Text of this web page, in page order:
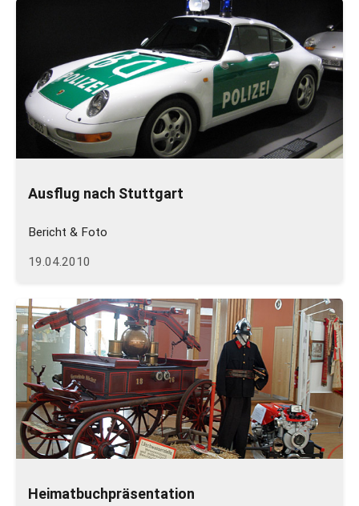
Ausflug nach Stuttgart
Bericht & Foto
19.04.2010
Heimatbuchpräsentation